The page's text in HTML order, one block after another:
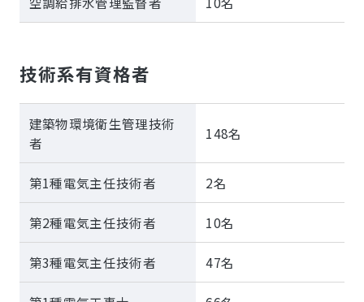
技術系有資格者
建築物環境衛生管理技術
者
148名
第1種電気主任技術者 2名
第2種電気主任技術者 10名
第3種電気主任技術者 47名